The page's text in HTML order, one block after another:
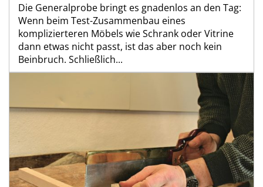
Die Generalprobe bringt es gnadenlos an den Tag:
Wenn beim Test-Zusammenbau eines
komplizierteren Möbels wie Schrank oder Vitrine
dann etwas nicht passt, ist das aber noch kein
Beinbruch. Schließlich...